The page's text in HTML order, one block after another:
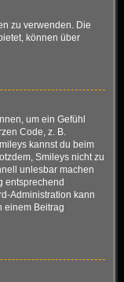
zu verwenden. Die
können über
um ein Gefühl
Code, z. B.
kannst du beim
Smileys nicht zu
unlesbar machen
entsprechend
Administration kann
einem Beitrag